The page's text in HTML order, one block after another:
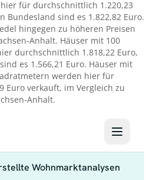
für durchschnittlich 1.220,23
Bundesland sind es 1.822,82 Euro.
hingegen zu höheren Preisen
Anhalt. Häuser mit 100
durchschnittlich 1.818,22 Euro,
es 1.566,21 Euro. Häuser mit
werden hier für
Euro verkauft, im Vergleich zu
Anhalt.